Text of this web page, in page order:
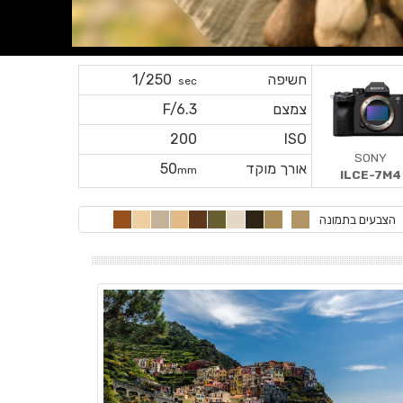
חשיפה sec
1/250
צמצם
F/6.3
ISO
200
אורך מוקד
50mm
SONY
ILCE-7M4
הצבעים בתמונה